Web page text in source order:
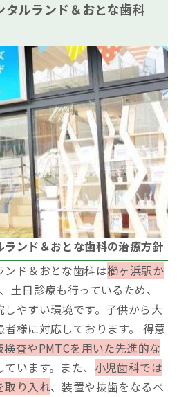
ルランド＆おとな歯科
ンド＆おとな歯科の治療方針
ンド＆おとな歯科は櫛ヶ浜駅か
土日診療も行っているため、
やすい環境です。子供から大
様に対応しております。 得意
検査やPMTCを用いた先進的な
ています。また、 小児歯科では
取り入れ、装置や抜歯をなるべ